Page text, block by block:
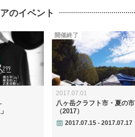
のイベント
2017.07.01
八ヶ岳クラフト市・夏の市
（2017）
2017.07.15 - 2017.07.17
開催終了